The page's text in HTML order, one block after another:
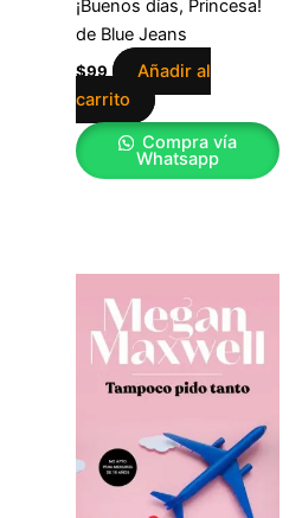
¡Buenos días, Princesa!
de Blue Jeans
$99
Añadir al
carrito
Compra vía
Whatsapp